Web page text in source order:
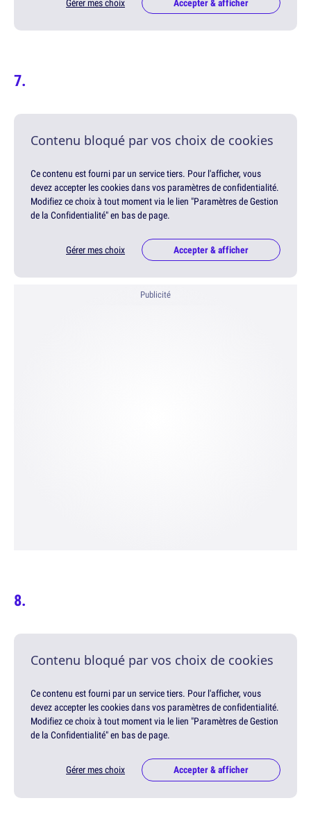
Gérer mes choix Accepter & afficher
Contenu bloqué par vos choix de cookies
Ce contenu est fourni par un service tiers. Pour l'afficher, vous
devez accepter les cookies dans vos paramètres de confidentialité.
Modifiez ce choix à tout moment via le lien "Paramètres de Gestion
de la Confidentialité" en bas de page.
Gérer mes choix Accepter & afficher
Publicité
Contenu bloqué par vos choix de cookies
Ce contenu est fourni par un service tiers. Pour l'afficher, vous
devez accepter les cookies dans vos paramètres de confidentialité.
Modifiez ce choix à tout moment via le lien "Paramètres de Gestion
de la Confidentialité" en bas de page.
Gérer mes choix Accepter & afficher